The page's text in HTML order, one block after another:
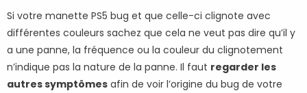
Si votre manette PS5 bug et que celle-ci clignote avec
différentes couleurs sachez que cela ne veut pas dire qu’il y
a une panne, la fréquence ou la couleur du clignotement
n’indique pas la nature de la panne. Il faut regarder les
autres symptômes afin de voir l’origine du bug de votre